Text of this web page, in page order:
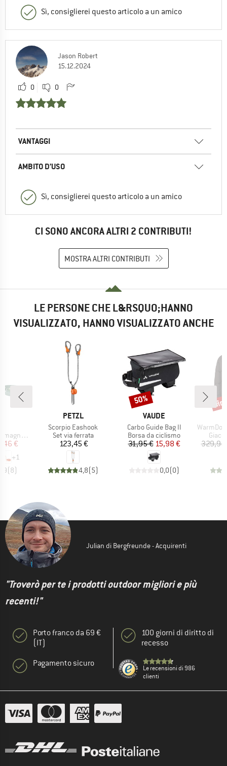
Sì, consiglierei questo articolo a un amico
Jason Robert
15.12.2024
0 0
VANTAGGI
AMBITO D’USO
Sì, consiglierei questo articolo a un amico
CI SONO ANCORA ALTRI 2 CONTRIBUTI!
MOSTRA ALTRI CONTRIBUTI
LE PERSONE CHE L&RSQUO;HANNO
VISUALIZZATO, HANNO VISUALIZZATO ANCHE
ridotto
€
+1
(8)
MARCHIO
PETZL
Articolo
Scorpio Eashook
Gruppo di prodotti
Set via ferrata
Prezzo
123,45 €
4,8(5)
MARCHIO
VAUDE
Articolo
Carbo Guide Bag II
Gruppo di prodotti
Borsa da ciclismo
Prezzo
31,95 €Prezzo ridotto
15,98 €
0,0(0)
Sconto
50%
Articolo
WarmDown
329,95
Julian di Bergfreunde - Acquirenti
"Troverò per te i prodotti outdoor migliori e più
recenti!"
Porto franco da 69 €
(IT)
Pagamento sicuro
100 giorni di diritto di
recesso
Le recensioni di 986
clienti